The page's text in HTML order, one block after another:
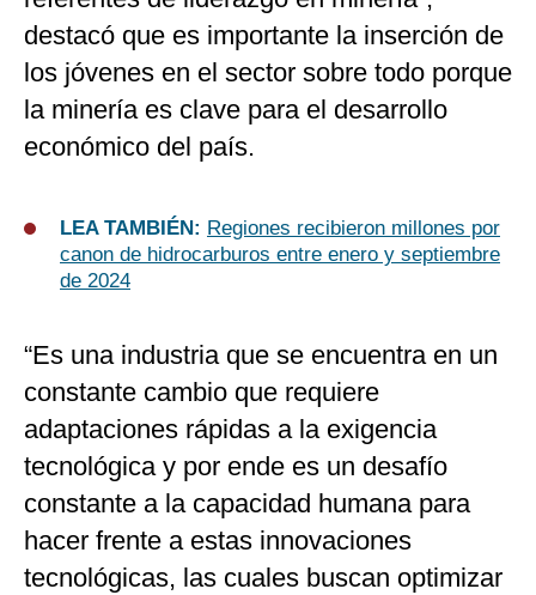
destacó que es importante la inserción de
los jóvenes en el sector sobre todo porque
la minería es clave para el desarrollo
económico del país.
LEA TAMBIÉN: Regiones recibieron millones por
canon de hidrocarburos entre enero y septiembre
de 2024
“Es una industria que se encuentra en un
constante cambio que requiere
adaptaciones rápidas a la exigencia
tecnológica y por ende es un desafío
constante a la capacidad humana para
hacer frente a estas innovaciones
tecnológicas, las cuales buscan optimizar